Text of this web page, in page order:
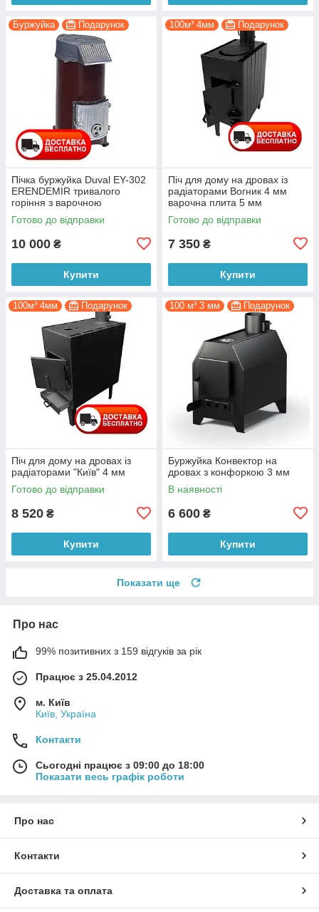
Буржуйка Подарунок
Пічка буржуйка Duval EY-302
ERENDEMIR тривалого
горіння з варочною
поверхнею
Готово до відправки
10 000 ₴
Купити
100м³ 4мм Подарунок
Піч для дому на дровах із
радіаторами Вогник 4 мм
варочна плита 5 мм
Готово до відправки
7 350 ₴
Купити
100м³ 4мм Подарунок
Піч для дому на дровах із
радіаторами "Київ" 4 мм
Готово до відправки
8 520 ₴
Купити
100 м³ 3 мм Подарунок
Буржуйка Конвектор на
дровах з конфоркою 3 мм
В наявності
6 600 ₴
Купити
Показати ще
Про нас
99% позитивних з 159 відгуків за рік
Працює з 25.04.2012
м. Київ
Київ, Україна
Контакти
Сьогодні працює з 09:00 до 18:00
Показати весь графік роботи
Про нас
Контакти
Доставка та оплата